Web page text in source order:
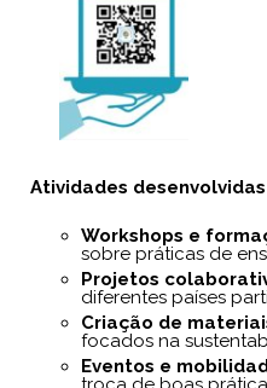
Atividades desenvolvidas
Workshops e
sobre práticas de
Projetos
diferentes países
Criação de
focados na
Eventos e